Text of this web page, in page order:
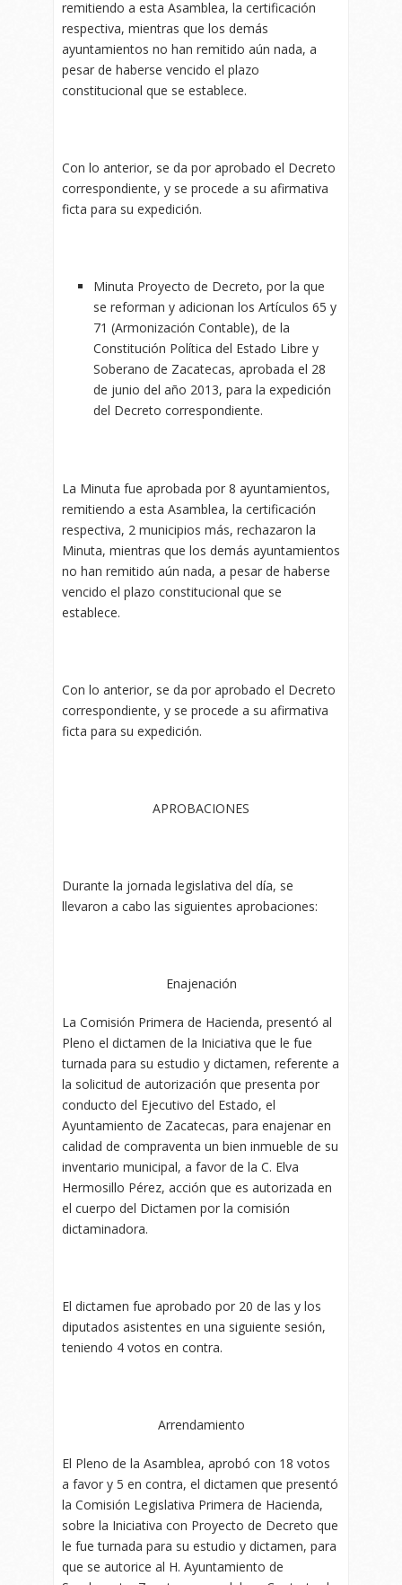
remitiendo a esta Asamblea, la certificación
respectiva, mientras que los demás
ayuntamientos no han remitido aún nada, a
pesar de haberse vencido el plazo
constitucional que se establece.
Con lo anterior, se da por aprobado el Decreto
correspondiente, y se procede a su afirmativa
ficta para su expedición.
Minuta Proyecto de Decreto, por la que
se reforman y adicionan los Artículos 65 y
71 (Armonización Contable), de la
Constitución Política del Estado Libre y
Soberano de Zacatecas, aprobada el 28
de junio del año 2013, para la expedición
del Decreto correspondiente.
La Minuta fue aprobada por 8 ayuntamientos,
remitiendo a esta Asamblea, la certificación
respectiva, 2 municipios más, rechazaron la
Minuta, mientras que los demás ayuntamientos
no han remitido aún nada, a pesar de haberse
vencido el plazo constitucional que se
establece.
Con lo anterior, se da por aprobado el Decreto
correspondiente, y se procede a su afirmativa
ficta para su expedición.
APROBACIONES
Durante la jornada legislativa del día, se
llevaron a cabo las siguientes aprobaciones:
Enajenación
La Comisión Primera de Hacienda, presentó al
Pleno el dictamen de la Iniciativa que le fue
turnada para su estudio y dictamen, referente a
la solicitud de autorización que presenta por
conducto del Ejecutivo del Estado, el
Ayuntamiento de Zacatecas, para enajenar en
calidad de compraventa un bien inmueble de su
inventario municipal, a favor de la C. Elva
Hermosillo Pérez, acción que es autorizada en
el cuerpo del Dictamen por la comisión
dictaminadora.
El dictamen fue aprobado por 20 de las y los
diputados asistentes en una siguiente sesión,
teniendo 4 votos en contra.
Arrendamiento
El Pleno de la Asamblea, aprobó con 18 votos
a favor y 5 en contra, el dictamen que presentó
la Comisión Legislativa Primera de Hacienda,
sobre la Iniciativa con Proyecto de Decreto que
le fue turnada para su estudio y dictamen, para
que se autorice al H. Ayuntamiento de